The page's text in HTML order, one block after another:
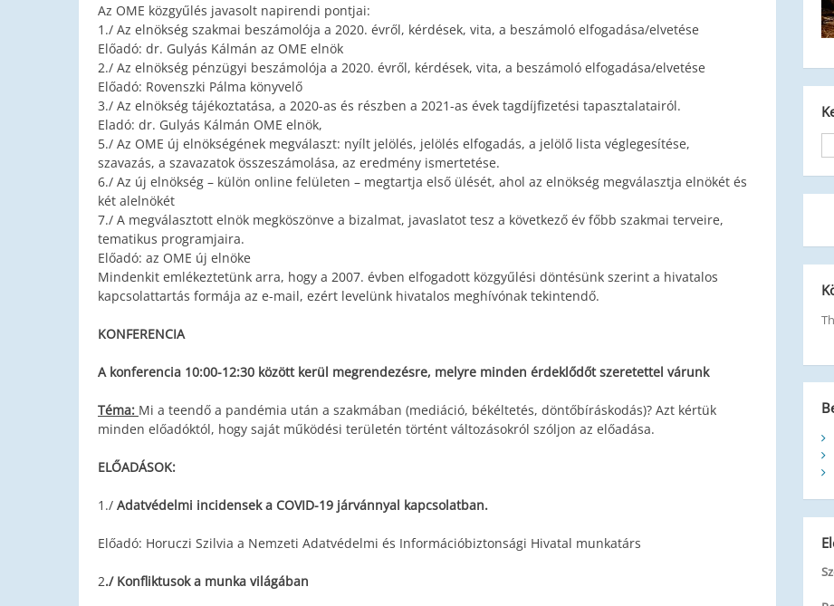
Az OME közgyűlés javasolt napirendi pontjai:
1./ Az elnökség szakmai beszámolója a 2020. évről, kérdések, vita, a beszámoló elfogadása/elvetése
Előadó: dr. Gulyás Kálmán az OME elnök
2./ Az elnökség pénzügyi beszámolója a 2020. évről, kérdések, vita, a beszámoló elfogadása/elvetése
Előadó: Rovenszki Pálma könyvelő
3./ Az elnökség tájékoztatása, a 2020-as és részben a 2021-as évek tagdíjfizetési tapasztalatairól.
Eladó: dr. Gulyás Kálmán OME elnök,
5./ Az OME új elnökségének megválaszt: nyílt jelölés, jelölés elfogadás, a jelölő lista véglegesítése,
szavazás, a szavazatok összeszámolása, az eredmény ismertetése.
6./ Az új elnökség – külön online felületen – megtartja első ülését, ahol az elnökség megválasztja elnökét és
két alelnökét
7./ A megválasztott elnök megköszönve a bizalmat, javaslatot tesz a következő év főbb szakmai terveire,
tematikus programjaira.
Előadó: az OME új elnöke
Mindenkit emlékeztetünk arra, hogy a 2007. évben elfogadott közgyűlési döntésünk szerint a hivatalos
kapcsolattartás formája az e-mail, ezért levelünk hivatalos meghívónak tekintendő.
KONFERENCIA
A konferencia 10:00-12:30 között kerül megrendezésre, melyre minden érdeklődőt szeretettel várunk
Téma: Mi a teendő a pandémia után a szakmában (mediáció, békéltetés, döntőbíráskodás)? Azt kértük
minden előadóktól, hogy saját működési területén történt változásokról szóljon az előadása.
ELŐADÁSOK:
1./ Adatvédelmi incidensek a COVID-19 járvánnyal kapcsolatban.
Előadó: Horuczi Szilvia a Nemzeti Adatvédelmi és Információbiztonsági Hivatal munkatárs
2./ Konfliktusok a munka világában